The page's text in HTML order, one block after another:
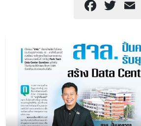
Facebook
Twitter